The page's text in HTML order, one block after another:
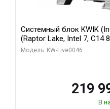
Системный блок KWIK
(Raptor Lake, Intel 7, C14
Gigabyte RTX5060Ti
Модель: KW-Live0046
219
В